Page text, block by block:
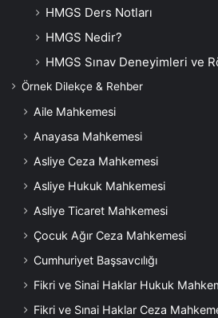
HMGS Ders Notları
HMGS Nedir?
HMGS Sınav Deneyimleri ve
Örnek Dilekçe & Rehber
Aile Mahkemesi
Anayasa Mahkemesi
Asliye Ceza Mahkemesi
Asliye Hukuk Mahkemesi
Asliye Ticaret Mahkemesi
Çocuk Ağır Ceza Mahkemesi
Cumhuriyet Başsavcılığı
Fikri ve Sinai Haklar Hukuk
Fikri ve Sınai Haklar Ceza